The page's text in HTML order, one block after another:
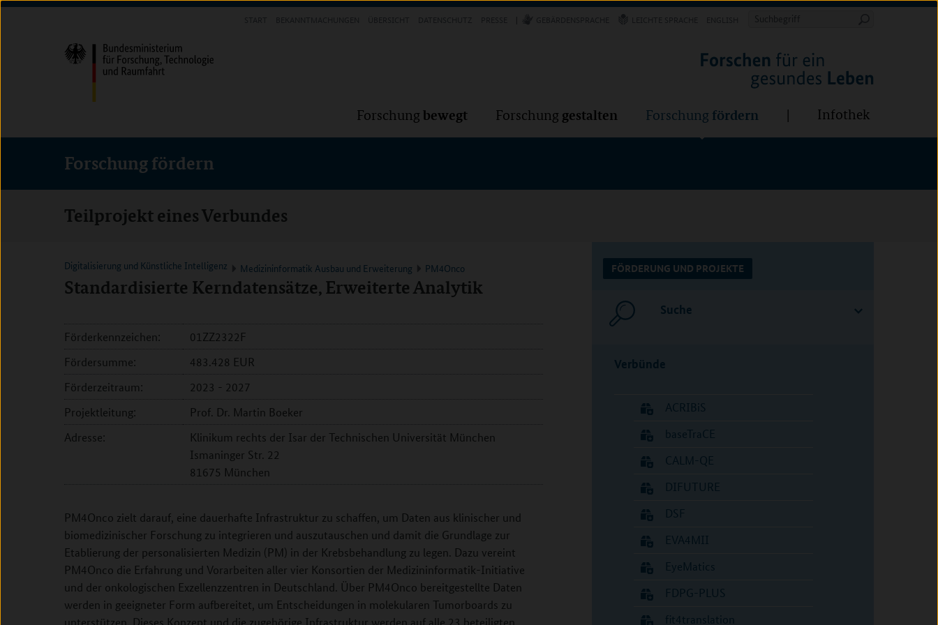
Direkt
(Eingabetaste)
Direkt
(Eingabetaste)
Direkt
(Eingabetaste)
Suchbegriff
Forschung bewegt Forschung gestalten Forschung fördern Infothek
Forschung fördern
Teilprojekt eines Verbundes
Digitalisierung und Künstliche Intelligenz Medizininformatik Ausbau und Erweiterung PM4Onco
Standardisierte Kerndatensätze, Erweiterte Analytik
Förderkennzeichen:
01ZZ2322F
Fördersumme:
483.428 EUR
Förderzeitraum:
2023 - 2027
Projektleitung:
Prof. Dr. Martin Boeker
Adresse:
Klinikum rechts der Isar der Technischen Universität München
Ismaninger Str. 22
81675 München
PM4Onco zielt darauf, eine dauerhafte Infrastruktur zu schaffen, um Daten aus klinischer und
biomedizinischer Forschung zu integrieren und auszutauschen und damit die Grundlage zur
Etablierung der personalisierten Medizin (PM) in der Krebsbehandlung zu legen. Dazu vereint
PM4Onco die Erfahrung und Vorarbeiten aller vier Konsortien der Medizininformatik-Initiative
und der onkologischen Exzellenzzentren in Deutschland. Über PM4Onco bereitgestellte Daten
werden in geeigneter Form aufbereitet, um Entscheidungen in molekularen Tumorboards zu
unterstützen. Dieses Konzept und die zugehörige Infrastruktur werden auf alle 23 beteiligten
FÖRDERUNG UND PROJEKTE
Suche
Verbünde
ACRIBiS
baseTraCE
CALM-QE
DIFUTURE
DSF
EVA4MII
EyeMatics
FDPG-PLUS
fit4translation
Forschung Forschung Forschung fördern Infothek